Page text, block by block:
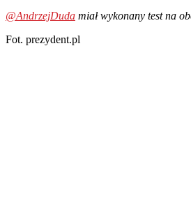
@AndrzejDuda miał wykonany test na
Fot. prezydent.pl